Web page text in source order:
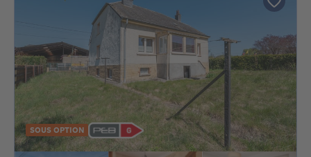
SOUS OPTION